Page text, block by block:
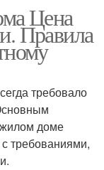
Цена
Правила
требовало
доме
с требованиями,